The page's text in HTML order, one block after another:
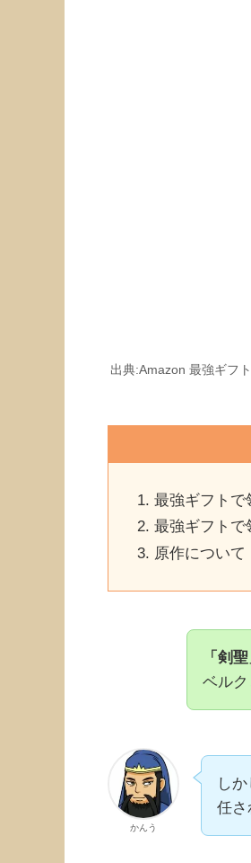
出典:Amazon 最強ギフ
最強ギフトで
最強ギフトで
原作について
「剣聖
ベル
かんう
し
任さ